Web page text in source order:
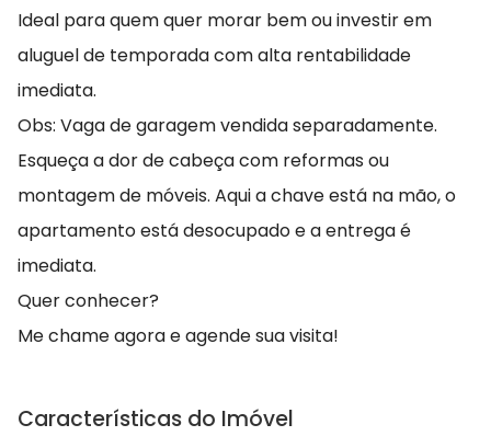
Ideal para quem quer morar bem ou investir em
aluguel de temporada com alta rentabilidade
imediata.
Obs: Vaga de garagem vendida separadamente.
Esqueça a dor de cabeça com reformas ou
montagem de móveis. Aqui a chave está na mão, o
apartamento está desocupado e a entrega é
imediata.
Quer conhecer?
Me chame agora e agende sua visita!
Características do Imóvel